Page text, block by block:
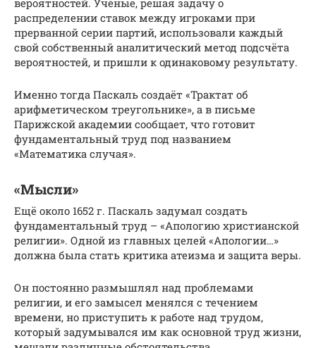
вероятностей. Учёные, решая задачу о
распределении ставок между игроками при
прерванной серии партий, использовали каждый
свой собственный аналитический метод подсчёта
вероятностей, и пришли к одинаковому результату.
Именно тогда Паскаль создаёт «Трактат об
арифметическом треугольнике», а в письме
Парижской академии сообщает, что готовит
фундаментальный труд под названием
«Математика случая».
«Мысли»
Ещё около 1652 г. Паскаль задумал создать
фундаментальный труд – «Апологию христианской
религии». Одной из главных целей «Апологии…»
должна была стать критика атеизма и защита веры.
Он постоянно размышлял над проблемами
религии, и его замысел менялся с течением
времени, но приступить к работе над трудом,
который задумывался им как основной труд жизни,